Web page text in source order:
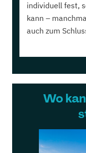
individuell fest,
kann –
auch zum
Wo